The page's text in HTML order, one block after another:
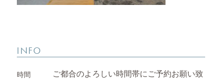
INFO
時間
ご都合のよろしい時間帯にご予約お願い致